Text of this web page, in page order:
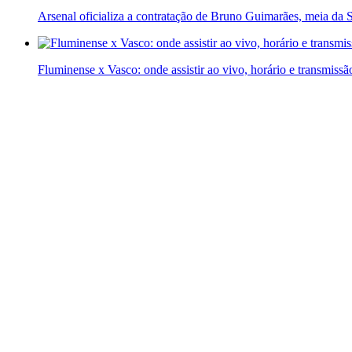
Arsenal oficializa a contratação de Bruno Guimarães, meia da
Fluminense x Vasco: onde assistir ao vivo, horário e